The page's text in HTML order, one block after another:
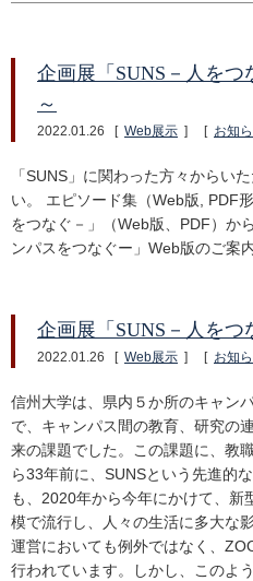
企画展「SUNS－人を
～
2022.01.26 [ Web展示 ] [ お知
「SUNS」に関わった方々からい
い。 エピソード集（Web版, PDF
をつなぐ－」（Web版、PDF）か
ンパスをつなぐー」Web版のご案
企画展「SUNS－人を
2022.01.26 [ Web展示 ] [ お知
信州大学は、県内５か所のキャン
で、キャンパス間の教育、研究の
来の課題でした。この課題に、教
ら33年前に、SUNSという先進的
も、2020年から今年にかけて、新
模で流行し、人々の生活に多大な
運営においても例外ではなく、
行われています。しかし、このよ